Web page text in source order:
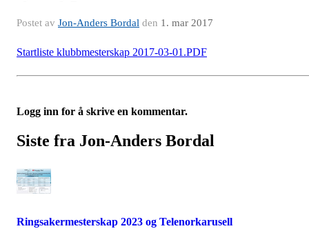
Postet av Jon-Anders Bordal den 1. mar 2017
Startliste klubbmesterskap 2017-03-01.PDF
Logg inn for å skrive en kommentar.
Siste fra Jon-Anders Bordal
Ringsakermesterskap 2023 og Telenorkarusell